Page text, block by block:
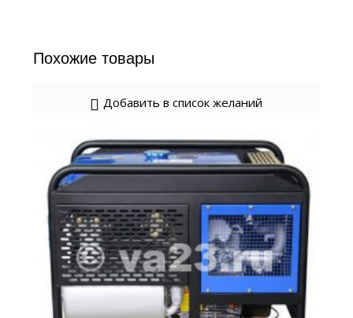
Похожие товары
Добавить в список желаний